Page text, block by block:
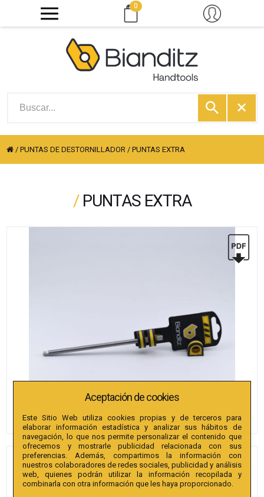
0
/PUNTAS DE DESTORNILLADOR /PUNTAS EXTRA
/ PUNTAS EXTRA
PUNTAS BIANDITZ
HEXAGONAL BOLA 2.5 X
Aceptación de cookies
Este Sitio Web utiliza cookies propias y de terceros para
elaborar información estadística y analizar sus hábitos de
navegación, lo que nos permite personalizar el contenido que
ofrecemos y mostrarle publicidad relacionada con sus
preferencias. Además, compartimos la información con
nuestros colaboradores de redes sociales, publicidad y análisis
web, quienes podrán utilizar la información recopilada y
combinarla con otra información que les haya proporcionado.